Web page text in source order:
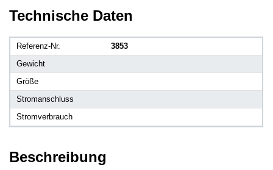
Technische Daten
Referenz-Nr.
3853
Gewicht
Größe
Stromanschluss
Stromverbrauch
Beschreibung